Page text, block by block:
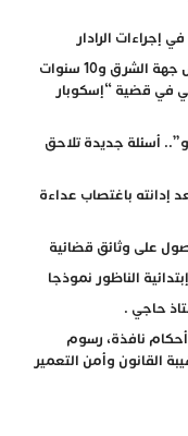
الرادار
12سنة سجنا لبعيوي الرئيس السابق لمجلس جهة الشرق و10 سنوات
في قضية “إسكوبار
أسئلة جديدة تلاحق
إدانته باغتصاب عداءة
على وثائق قضائية
الناظور نموذجا
حاجي .
نافذة، رسوم
وأمن التعمير